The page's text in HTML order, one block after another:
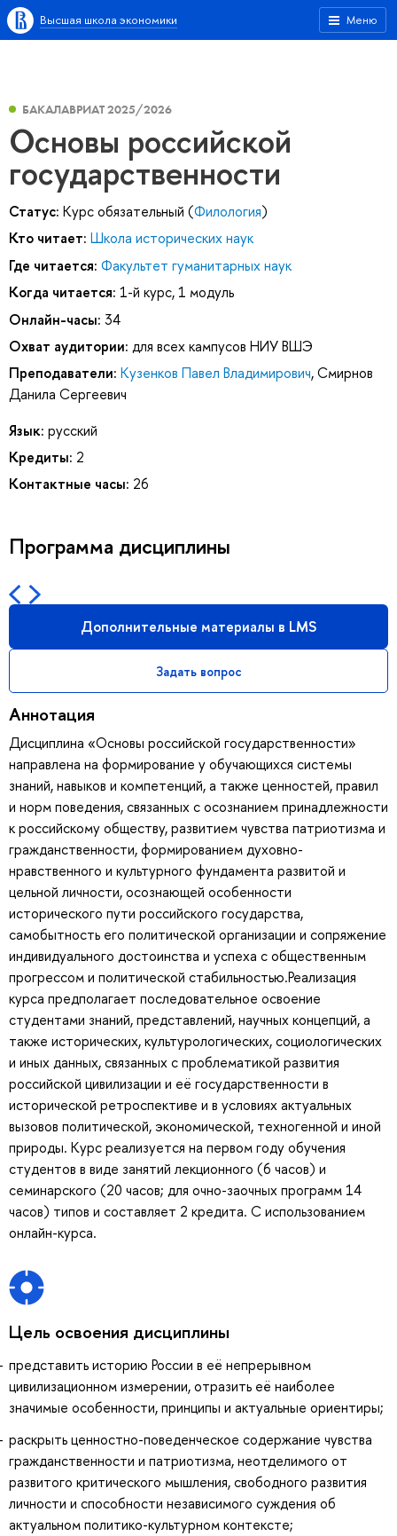
Меню
Высшая школа экономики
БАКАЛАВРИАТ 2025/2026
Основы российской
государственности
Статус: Курс обязательный (Филология)
Кто читает: Школа исторических наук
Где читается: Факультет гуманитарных наук
Когда читается: 1-й курс, 1 модуль
Онлайн-часы: 34
Охват аудитории: для всех кампусов НИУ ВШЭ
Преподаватели: Кузенков Павел Владимирович,Смирнов
Данила Сергеевич
Язык: русский
Кредиты: 2
Контактные часы: 26
Программа дисциплины
Дополнительные материалы в LMS
Задать вопрос
Аннотация
Дисциплина «Основы российской государственности»
направлена на формирование у обучающихся системы
знаний, навыков и компетенций, а также ценностей, правил
и норм поведения, связанных с осознанием принадлежности
к российскому обществу, развитием чувства патриотизма и
гражданственности, формированием духовно-
нравственного и культурного фундамента развитой и
цельной личности, осознающей особенности
исторического пути российского государства,
самобытность его политической организации и сопряжение
индивидуального достоинства и успеха с общественным
прогрессом и политической стабильностью.Реализация
курса предполагает последовательное освоение
студентами знаний, представлений, научных концепций, а
также исторических, культурологических, социологических
и иных данных, связанных с проблематикой развития
российской цивилизации и её государственности в
исторической ретроспективе и в условиях актуальных
вызовов политической, экономической, техногенной и иной
природы. Курс реализуется на первом году обучения
студентов в виде занятий лекционного (6 часов) и
семинарского (20 часов; для очно-заочных программ 14
часов) типов и составляет 2 кредита. С использованием
онлайн-курса.
Цель освоения дисциплины
представить историю России в её непрерывном
цивилизационном измерении, отразить её наиболее
значимые особенности, принципы и актуальные ориентиры;
раскрыть ценностно-поведенческое содержание чувства
гражданственности и патриотизма, неотделимого от
развитого критического мышления, свободного развития
личности и способности независимого суждения об
актуальном политико-культурном контексте;